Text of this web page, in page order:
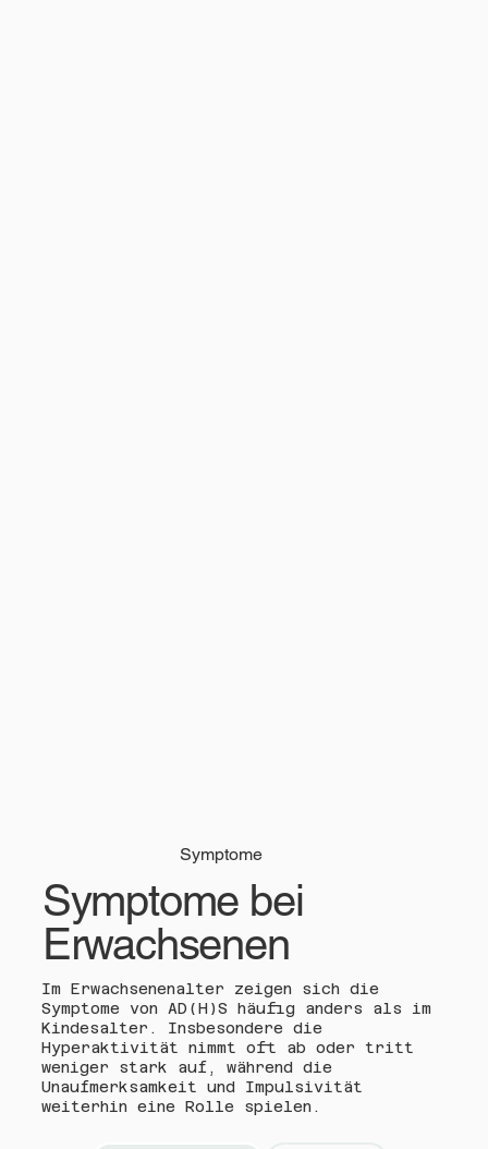
Symptome
Symptome bei
Erwachsenen
Im Erwachsenenalter zeigen sich die
Symptome von AD(H)S häufig anders als im
Kindesalter. Insbesondere die
Hyperaktivität nimmt oft ab oder tritt
weniger stark auf, während die
Unaufmerksamkeit und Impulsivität
weiterhin eine Rolle spielen.